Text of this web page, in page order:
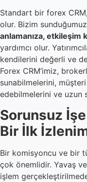
Standart bir forex
olur. Bizim
anlamanıza, etkileşim
yardımcı olur.
kendilerini değerli ve
Forex CRM’imiz,
sunabilmelerini,
edebilmelerini ve uzun
Sorunsuz
Bir İlk
Bir komisyoncu ve bir
çok önemlidir. Yavaş
işlem